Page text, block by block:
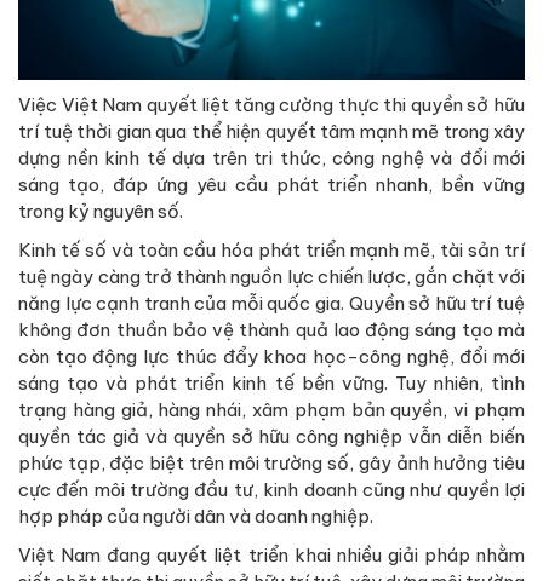
Việc Việt Nam quyết liệt tăng cường thực thi quyền sở hữu
trí tuệ thời gian qua thể hiện quyết tâm mạnh mẽ trong xây
dựng nền kinh tế dựa trên tri thức, công nghệ và đổi mới
sáng tạo, đáp ứng yêu cầu phát triển nhanh, bền vững
trong kỷ nguyên số.
Kinh tế số và toàn cầu hóa phát triển mạnh mẽ, tài sản trí
tuệ ngày càng trở thành nguồn lực chiến lược, gắn chặt với
năng lực cạnh tranh của mỗi quốc gia. Quyền sở hữu trí tuệ
không đơn thuần bảo vệ thành quả lao động sáng tạo mà
còn tạo động lực thúc đẩy khoa học-công nghệ, đổi mới
sáng tạo và phát triển kinh tế bền vững. Tuy nhiên, tình
trạng hàng giả, hàng nhái, xâm phạm bản quyền, vi phạm
quyền tác giả và quyền sở hữu công nghiệp vẫn diễn biến
phức tạp, đặc biệt trên môi trường số, gây ảnh hưởng tiêu
cực đến môi trường đầu tư, kinh doanh cũng như quyền lợi
hợp pháp của người dân và doanh nghiệp.
Việt Nam đang quyết liệt triển khai nhiều giải pháp nhằm